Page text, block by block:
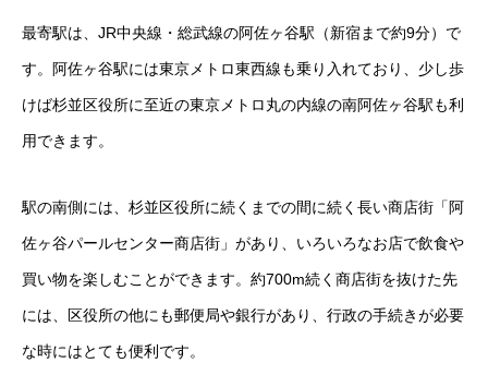
最寄駅は、JR中央線・総武線の阿佐ヶ谷駅（新宿まで約9分）で
す。阿佐ヶ谷駅には東京メトロ東西線も乗り入れており、少し歩
けば杉並区役所に至近の東京メトロ丸の内線の南阿佐ヶ谷駅も利
用できます。
駅の南側には、杉並区役所に続くまでの間に続く長い商店街「阿
佐ヶ谷パールセンター商店街」があり、いろいろなお店で飲食や
買い物を楽しむことができます。約700m続く商店街を抜けた先
には、区役所の他にも郵便局や銀行があり、行政の手続きが必要
な時にはとても便利です。